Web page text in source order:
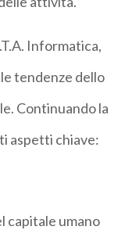
Informatica,
tendenze dello
Continuando la
aspetti chiave:
capitale umano